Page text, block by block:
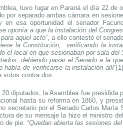
tuvo lugar en Paraná el día 22 de
por separado ambas cámara en
esa oportunidad el senador
oponía a que la instalación del
aquel acto”, a ello contestó el
la Constitución, verificando la
el local en que sesionaban por sala
debiendo pasar el Senado a la
había de verificarse la instalación allí”[1]
votos contra dos.
diputados, la Asamblea fue presidida
hasta su reforma en 1860, y
secretario por el Senado Carlos
de su mensaje la hizo el ministro
de pie: “Quedan abierta las sesiones